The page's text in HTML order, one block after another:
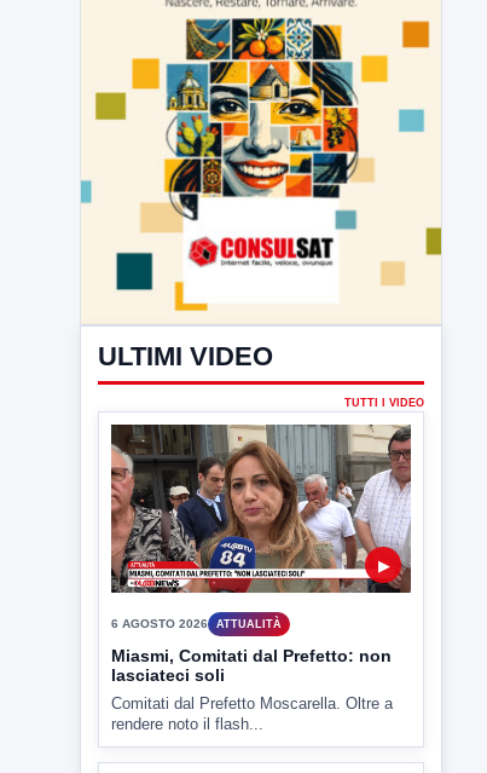
ULTIMI VIDEO
TUTTI I VIDEO
▶
6 AGOSTO 2026 ATTUALITÀ
Miasmi, Comitati dal Prefetto: non
lasciateci soli
Comitati dal Prefetto Moscarella. Oltre a
rendere noto il flash...